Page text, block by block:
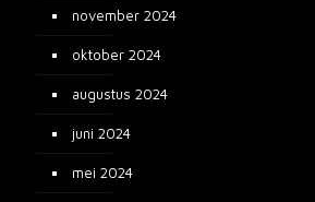
november 2024
oktober 2024
augustus 2024
juni 2024
mei 2024